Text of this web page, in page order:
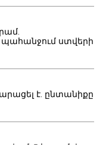
պահանջում ստվերի
է. ընտանիքը
5 հայ ըմբիշ